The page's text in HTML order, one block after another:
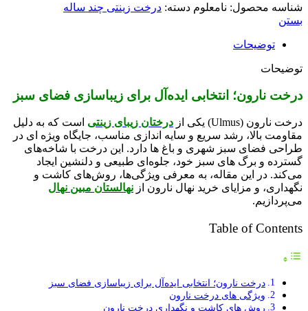
شناسه محصول: نامعلوم دسته: درخت زینتی چند ساله
بستن
توضیحات
توضیحات
درخت نارون؛ انتخابی ایده‌آل برای زیباسازی فضای سبز
درخت نارون (Ulmus) یکی از درختان زیبای زینتی است که به دلیل
مقاومت بالا، رشد سریع و سایه‌ اندازی مناسب، جایگاه ویژه‌ ای در
طراحی فضای سبز شهری و باغ‌ ها دارد. این درخت با شاخه‌های
گسترده و برگ‌ های سبز خود، جلوه‌ای طبیعی و دلنشین ایجاد
می‌کند. در این مقاله، به معرفی ویژگی‌ها، روش‌های کاشت و
نگهداری، و مزایای خرید نهال نارون از نهالستان مبین نهال
می‌پردازیم.
Table of Contents
درخت نارون؛ انتخابی ایده‌آل برای زیباسازی فضای سبز
ویژگی‌ های درخت نارون
روش‌ های کاشت و نگهداری درخت نارون